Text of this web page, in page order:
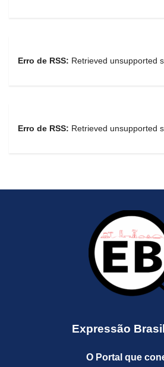
Erro de RSS: Retrieved unsupported
Erro de RSS: Retrieved unsupported
Expressão
O Portal que